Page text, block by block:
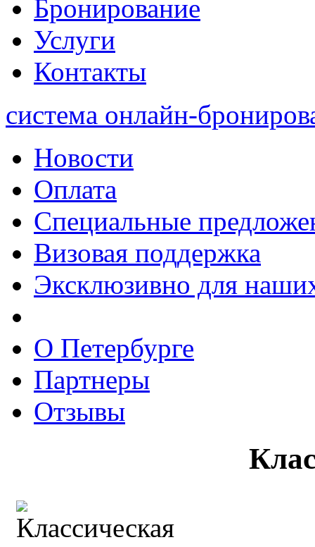
Бронирование
Услуги
Контакты
система онлайн-
Новости
Оплата
Специальные
Визовая поддержка
Эксклюзивно для
О Петербурге
Партнеры
Отзывы